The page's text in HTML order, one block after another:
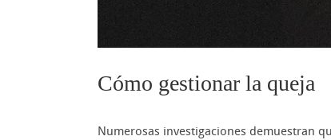
Cómo gestionar la queja
Numerosas investigaciones demuestran